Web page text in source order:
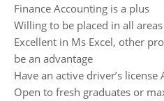
Finance Accounting is a plus
Willing to be placed in all
Excellent in Ms Excel, other
be an advantage
Have an active driver’s license
Open to fresh graduates or